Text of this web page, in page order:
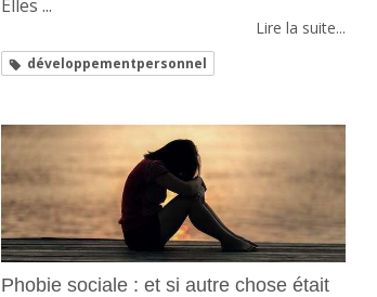
Elles ...
Lire la suite...
développementpersonnel
Phobie sociale : et si autre chose était